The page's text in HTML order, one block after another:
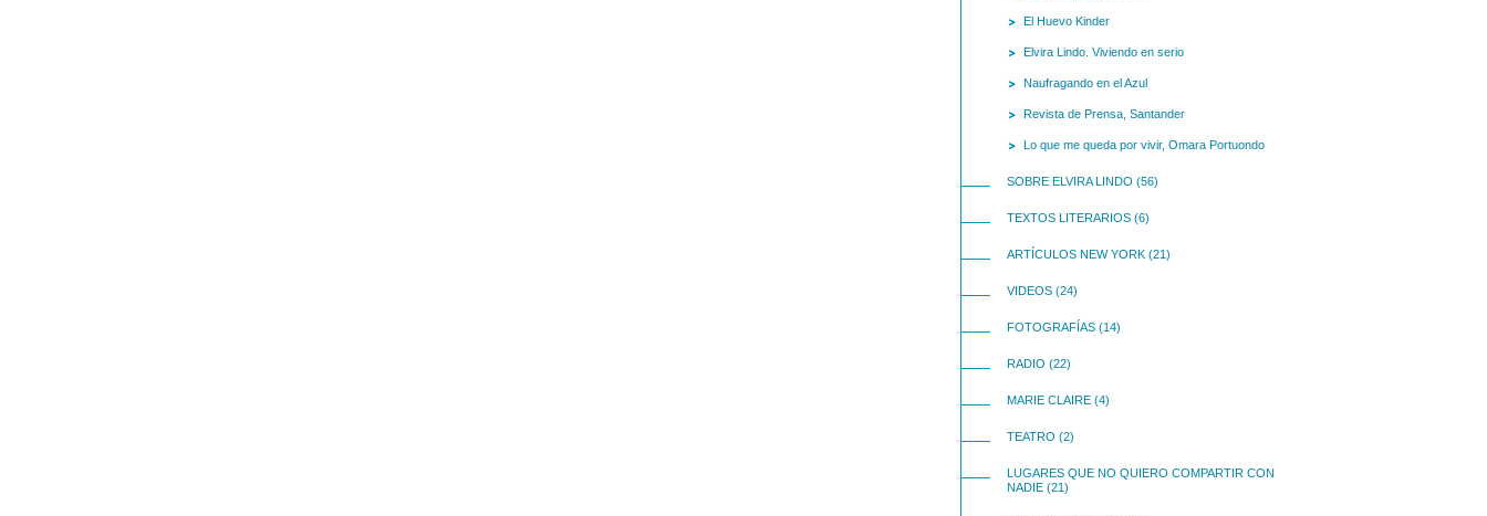
El Huevo Kinder
Elvira Lindo. Viviendo en serio
Naufragando en el Azul
Revista de Prensa, Santander
Lo que me queda por vivir, Omara Portuondo
SOBRE ELVIRA LINDO (56)
TEXTOS LITERARIOS (6)
ARTÍCULOS NEW YORK (21)
VIDEOS (24)
FOTOGRAFÍAS (14)
RADIO (22)
MARIE CLAIRE (4)
TEATRO (2)
LUGARES QUE NO QUIERO COMPARTIR CON
NADIE (21)